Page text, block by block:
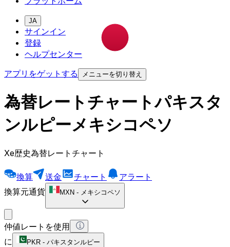
JA
サインイン
登録
ヘルプセンター
アプリをゲットする
メニューを切り替え
為替レートチャートパキスタ
ンルピーメキシコペソ
Xe歴史為替レートチャート
換算 送金 チャート
アラート
換算元通貨
MXN - メキシコペソ
仲値レートを使用
に
PKR - パキスタンルピー